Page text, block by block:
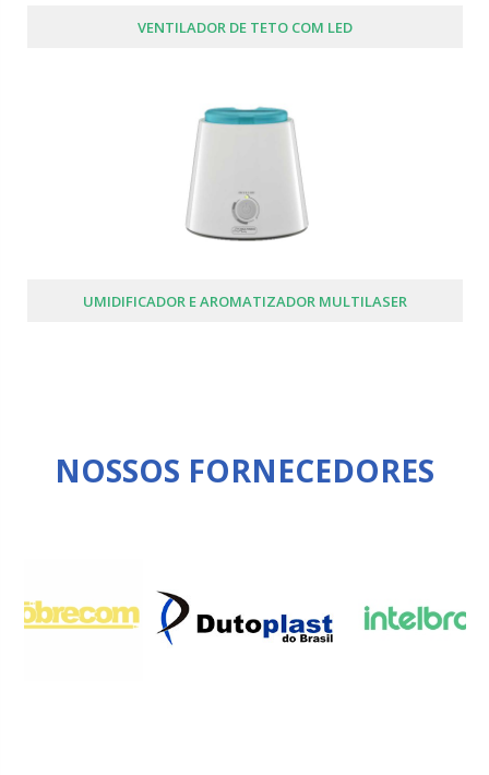
VENTILADOR DE TETO COM LED
UMIDIFICADOR E AROMATIZADOR MULTILASER
NOSSOS FORNECEDORES